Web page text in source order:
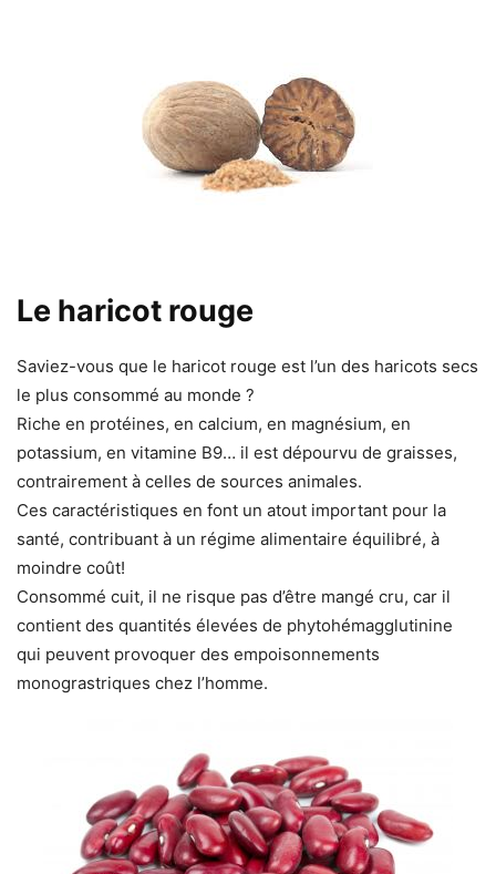
Le haricot rouge
Saviez-vous que le haricot rouge est l’un des haricots secs
le plus consommé au monde ?
Riche en protéines, en calcium, en magnésium, en
potassium, en vitamine B9… il est dépourvu de graisses,
contrairement à celles de sources animales.
Ces caractéristiques en font un atout important pour la
santé, contribuant à un régime alimentaire équilibré, à
moindre coût!
Consommé cuit, il ne risque pas d’être mangé cru, car il
contient des quantités élevées de phytohémagglutinine
qui peuvent provoquer des empoisonnements
monograstriques chez l’homme.